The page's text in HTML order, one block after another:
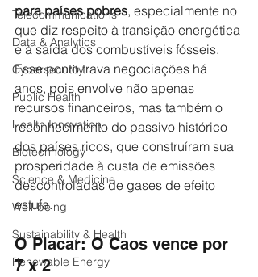
Telecommunications
Data & Analytics
Cybersecurity
Public Health
Health Innovation
Biotechnology
Science & Medicine
Well-being
Sustainability & Health
Renewable Energy
para países pobres, especialmente no
que diz respeito à transição energética
e à saída dos combustíveis fósseis.
Esse ponto trava negociações há
anos, pois envolve não apenas
recursos financeiros, mas também o
reconhecimento do passivo histórico
dos países ricos, que construíram sua
prosperidade à custa de emissões
descontroladas de gases de efeito
estufa.
O Placar: O Caos vence por
7 x 2